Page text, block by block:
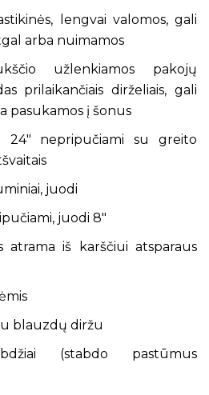
lengvai valomos, gali
arba nuimamos
užlenkiamos pakojų
prilaikančiais dirželiais, gali
pasukamos į šonus
24" nepripučiami su greito
juodi
juodi 8"
atrama iš karščiui atsparaus
blauzdų diržu
(stabdo pastūmus